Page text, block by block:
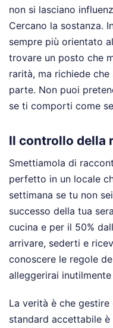
non si lasciano
Cercano la sostanza.
sempre più orientato
trovare un posto che
rarità, ma richiede
parte. Non puoi
se ti comporti come
Il controllo della
Smettiamola di
perfetto in un locale
settimana se tu non
successo della tua
cucina e per il 50%
arrivare, sederti e
conoscere le regole
alleggerirai
La verità è che
standard accettabile